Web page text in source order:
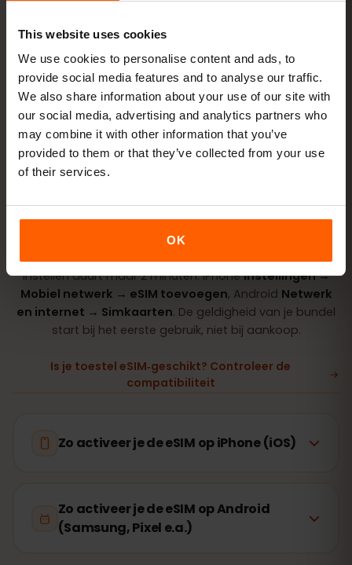
This website uses cookies
We use cookies to personalise content and ads, to
provide social media features and to analyse our traffic.
We also share information about your use of our site with
our social media, advertising and analytics partners who
may combine it with other information that you’ve
provided to them or that they’ve collected from your use
of their services.
OK
Koop een bundel QR-code direct per e‑mail
Installeer de eSIM
scan de QR-code thuis
via wifi
Ga online zet dataroaming aan in Faeröer
Instellen duurt maar 2 minuten: iPhoneInstellingen →
Mobiel netwerk → eSIM toevoegen, Android Netwerk
en internet → Simkaarten. De geldigheid van je bundel
start bij het eerste gebruik, niet bij aankoop.
Is je toestel eSIM‑geschikt? Controleer de
compatibiliteit
Zo activeer je de eSIM op iPhone (iOS)
Zo activeer je de eSIM op Android
(Samsung, Pixel e.a.)